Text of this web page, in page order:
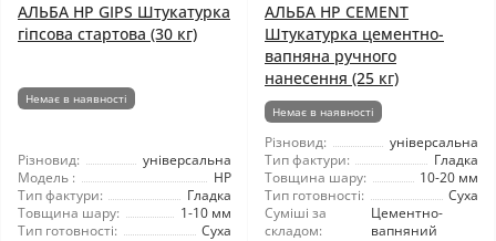
АЛЬБА HP GIPS Штукатурка
гіпсова стартова (30 кг)
Немає в наявності
Різновид:
універсальна
Модель :
HP
Тип фактури:
Гладка
Товщина шару:
1-10 мм
Тип готовності:
Суха
АЛЬБА HP CEMENT
Штукатурка цементно-
вапняна ручного
нанесення (25 кг)
Немає в наявності
Різновид:
універсальна
Тип фактури:
Гладка
Товщина шару:
10-20 мм
Тип готовності:
Суха
Суміші за
складом:
Цементно-
вапняний